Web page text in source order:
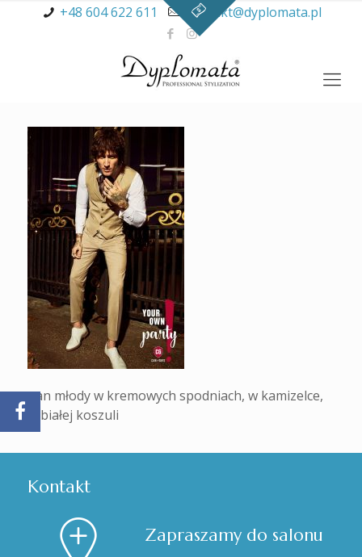
+48 604 622 611 kontakt@dyplomata.pl
pan młody w kremowych spodniach, w kamizelce,
w białej koszuli
Kontakt
Zapraszamy do salonu